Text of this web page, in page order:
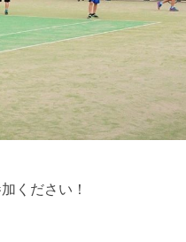
ください！